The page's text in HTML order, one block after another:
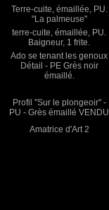
Terre-cuite, émaillée, PU.
"La palmeuse"
terre-cuite, émaillée, PU.
Baigneur, 1 frite.
Ado se tenant les genoux
Détail - PE Grès noir
émaillé.
Profil "Sur le plongeoir" -
PU - Grès émaillé VENDU
Amatrice d'Art 2